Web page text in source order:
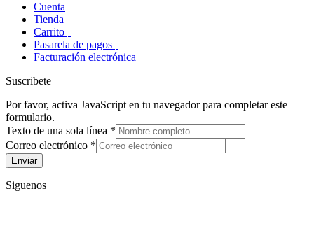
Cuenta
Tienda
Carrito
Pasarela de pagos
Facturación electrónica
Suscribete
Por favor, activa JavaScript en tu navegador para completar este
formulario.
Texto de una sola línea *
Correo electrónico *
Enviar
Siguenos